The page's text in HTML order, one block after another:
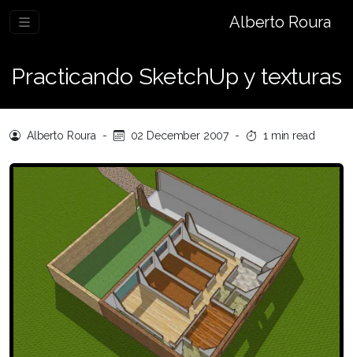
Alberto Roura
Practicando SketchUp y texturas
Alberto Roura - 02 December 2007 - 1 min read